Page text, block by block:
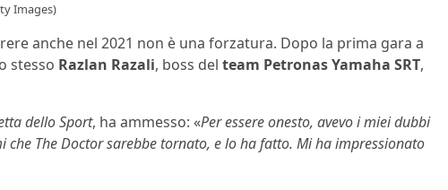
Images)
anche nel 2021 non è una forzatura. Dopo la prima gara a
stesso Razlan Razali, boss del team Petronas Yamaha SRT,
dello Sport, ha ammesso: «Per essere onesto, avevo i miei dubbi
The Doctor sarebbe tornato, e lo ha fatto. Mi ha impressionato